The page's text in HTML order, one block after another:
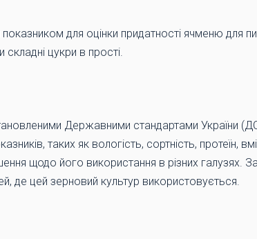
для оцінки придатності ячменю для
цукри в прості.
Державними стандартами України
таких як вологість, сортність, протеїн,
щодо його використання в різних
де цей зерновий культур використовується.